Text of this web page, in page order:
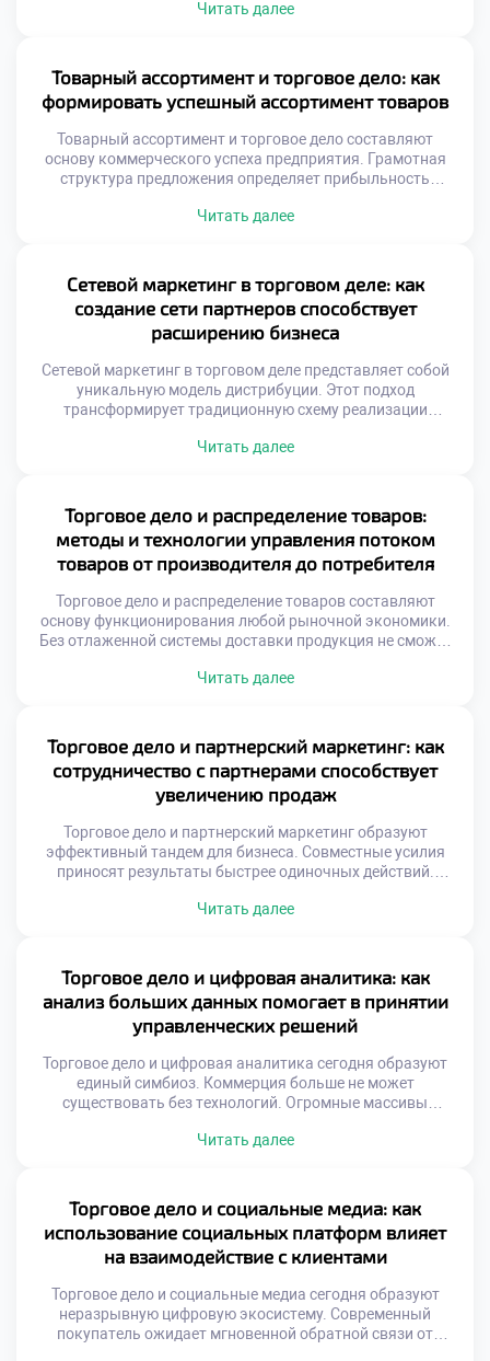
магазина становится инструментом убеждения.
правила размещения ассортимента. Взгляд человека
скользит по определенным траекториям. Золотые зоны
привлекают максимальное внимание посетителей.
Цветовые сочетания управляют […]
Читать далее
Товарный ассортимент и торговое дело: как
формировать успешный ассортимент товаров
Товарный ассортимент и торговое дело составляют
основу коммерческого успеха предприятия. Грамотная
структура предложения определяет прибыльность
нужные ему позиции. Ошибки в подборе товаров ведут к
отражать потребности целевой аудитории. Рынок диктует
свои правила формирования матрицы. Статичный подход
губителен для […]
Читать далее
Сетевой маркетинг в торговом деле: как
создание сети партнеров способствует
расширению бизнеса
Сетевой маркетинг в торговом деле представляет собой
уникальную модель дистрибуции. Этот подход
трансформирует традиционную схему реализации
партнеры. Бизнес расширяется за счет человеческих
Такая система снижает затраты на продвижение товаров.
Каждый участник становится амбассадором бренда.
Эффективность зависит от качества взаимоотношений.
[…]
Читать далее
Торговое дело и распределение товаров:
методы и технологии управления потоком
товаров от производителя до потребителя
Торговое дело и распределение товаров составляют
основу функционирования любой рыночной экономики.
Без отлаженной системы доставки продукция не сможет
Грамотная организация потоков обеспечивает
вспомогательной функции в стратегический инструмент
бизнеса. Скорость оборачиваемости запасов напрямую
влияет на финансовую устойчивость коммерческой […]
Читать далее
Торговое дело и партнерский маркетинг: как
сотрудничество с партнерами способствует
увеличению продаж
Торговое дело и партнерский маркетинг образуют
эффективный тандем для бизнеса. Совместные усилия
приносят результаты быстрее одиночных действий.
коммерции. Взаимная выгода становится двигателем
аудитории. Затраты на привлечение клиентов снижаются.
Оплата производится за конкретный результат. Риски
распределяются между участниками сети.
Эффективность бюджета […]
Читать далее
Торговое дело и цифровая аналитика: как
анализ больших данных помогает в принятии
управленческих решений
Торговое дело и цифровая аналитика сегодня образуют
единый симбиоз. Коммерция больше не может
существовать без технологий. Огромные массивы
извлекать смысл из шума критично. Управленческие
рассказывает о потребностях. Бизнес-процессы
становятся прозрачными благодаря данным.
Конкуренция сместилась в плоскость информационных
систем. […]
Читать далее
Торговое дело и социальные медиа: как
использование социальных платформ влияет
на взаимодействие с клиентами
Торговое дело и социальные медиа сегодня образуют
неразрывную цифровую экосистему. Современный
покупатель ожидает мгновенной обратной связи от